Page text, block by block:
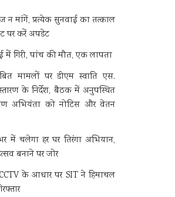
मांगें, प्रत्येक सुनवाई का तत्काल
करें अपडेट
में गिरी, पांच की मौत, एक लापता
मामलों पर डीएम स्वाति एस.
के निर्देश, बैठक में अनुपस्थित
अभियंता को नोटिस और वेतन
चलेगा हर घर तिरंगा अभियान,
बनाने पर जोर
CCTV के आधार पर SIT ने हिमाचल